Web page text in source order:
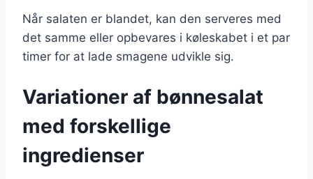
Når salaten er blandet, kan den serveres med
det samme eller opbevares i køleskabet i et par
timer for at lade smagene udvikle sig.
Variationer af bønnesalat
med forskellige
ingredienser